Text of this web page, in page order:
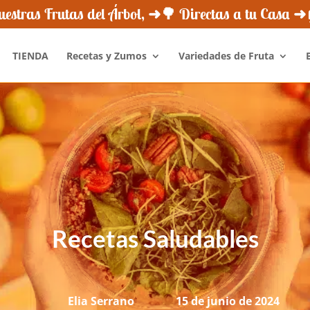
Frutas del Árbol, ➜🌳 Directas a tu Casa
¿Quiénes Somos? Novedades Newsletter
TIENDA Recetas y Zumos Variedades de Fruta
Recetas Saludables
Elia Serrano 15 de junio de 2024